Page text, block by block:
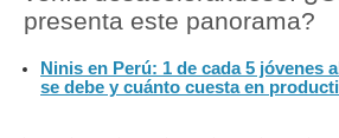
Editorial
presenta este panorama?
Ninis en Perú: 1 de cada 5 jóvenes
se debe y cuánto cuesta en